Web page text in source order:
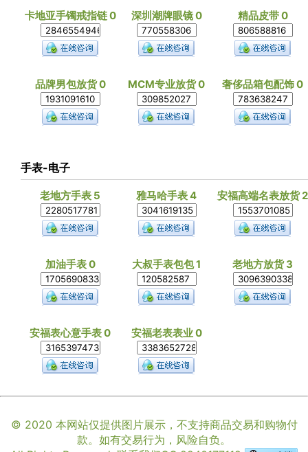
卡地亚手镯戒指链 0 深圳潮牌眼镜 0 精品皮带 0
品牌男包放货 0 MCM专业放货 0 奢侈品箱包配饰 0
手表-电子
老地方手表 5 雅马哈手表 4 安福高端名表放货 2
加油手表 0 大叔手表包包 1 老地方放货 3
安福表心意手表 0 安福老表表业 0
© 2020 本网站仅提供图片展示，不支持商品交易和购物付
款。如有交易行为，风险自负。